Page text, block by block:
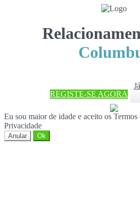
REGISTE-SE AGORA
Eu sou maior de idade e aceito os
Privacidade
Anular Ok